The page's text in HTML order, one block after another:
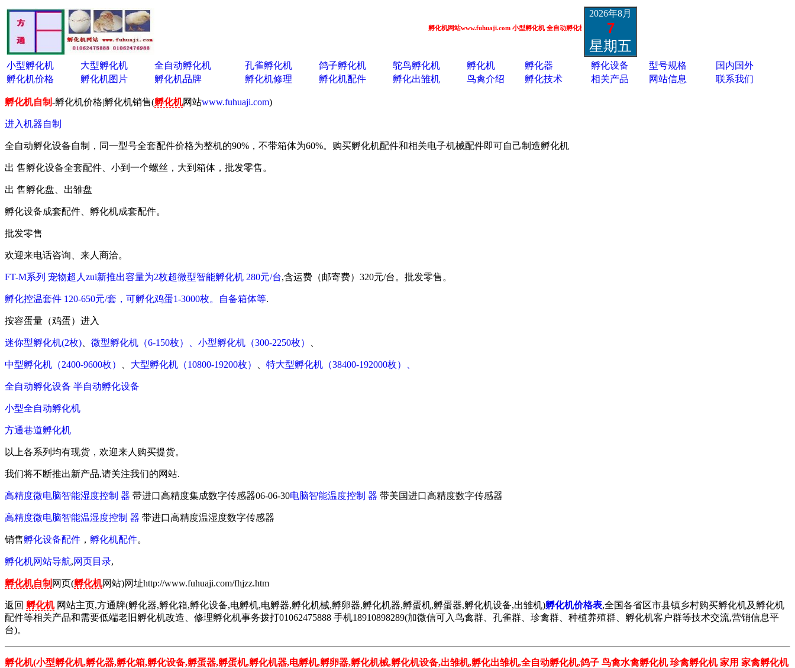
孵化机网站www.fuhuaji.com 小型孵化机 全自动孵化机 小鸡鸭鹅孔雀孵化机 鸵鸟黑天鹅孵化机 蛋类胚胎疫苗孵化机 13801337988
2026年8月
7
星期五
小型孵化机 大型孵化机 全自动孵化机 孔雀孵化机 鸽子孵化机 鸵鸟孵化机 孵化机 孵化器 孵化设备 型号规格
国内国外
孵化机价格
孵化机图片 孵化机品牌 孵化机修理 孵化机配件 孵化出雏机 鸟禽介绍 孵化技术 相关产品 网站信息 联系我们
孵化机自制-孵化机价格|孵化机销售(孵化机网站www.fuhuaji.com)
进入机器自制
全自动孵化设备自制，同一型号全套配件价格为整机的90%，不带箱体为60%。购买孵化机配件和相关电子机械配件即可自己制造孵化机
出 售孵化设备全套配件、小到一个螺丝，大到箱体，批发零售。
出 售孵化盘、出雏盘
孵化设备成套配件、孵化机成套配件。
批发零售
欢迎来电话咨询、来人商洽。
FT-M系列 宠物超人zui新推出容量为2枚超微型智能孵化机 280元/台,含运费（邮寄费）320元/台。批发零售。
孵化控温套件 120-650元/套，可孵化鸡蛋1-3000枚。自备箱体等.
按容蛋量（鸡蛋）进入
迷你型孵化机(2枚) 微型孵化机（6-150枚）、 小型孵化机（300-2250枚）
中型孵化机（2400-9600枚） 大型孵化机（10800-19200枚） 特大型孵化机（38400-192000枚）、
全自动孵化设备 半自动孵化设备
小型全自动孵化机
方通巷道孵化机
以上各系列均有现货，欢迎来人购买提货。
我们将不断推出新产品,请关注我们的网站.
高精度微电脑智能湿度控制 器 带进口高精度集成数字传感器06-06-30电脑智能温度控制 器 带美国进口高精度数字传感器
高精度微电脑智能温湿度控制 器 带进口高精度温湿度数字传感器
销售孵化设备配件 ， 孵化机配件。
孵化机网站导航,网页目录,
孵化机自制 网页(孵化机网站)网址http://www.fuhuaji.com/fhjzz.htm
返回 孵化机网站主页,方通牌(孵化器,孵化箱,孵化设备,电孵机,电孵器,孵化机械,孵卵器,孵化机器,孵蛋机,孵蛋器,孵化机设备,出雏机)孵化机价格表,全国各省区市县镇乡村购买孵化机及孵化机
配件等相关产品和需要低端老旧孵化机改造、修理孵化机事务拨打01062475888 手机18910898289(加微信可入鸟禽群、孔雀群、珍禽群、种植养殖群、孵化机客户群等技术交流,营销信息平
台)。
孵化机(小型孵化机,孵化器,孵化箱,孵化设备,孵蛋器,孵蛋机,孵化机器,电孵机,孵卵器,孵化机械,孵化机设备,出雏机,孵化出雏机,全自动孵化机,鸽子 鸟禽水禽孵化机 珍禽孵化机 家用 家禽孵化机